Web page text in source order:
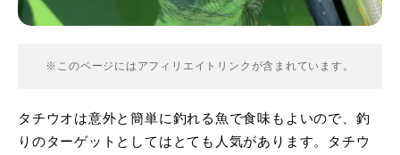
※このページにはアフィリエイトリンクが含まれています。
タチウオは意外と簡単に釣れる魚で食味もよいので、釣
りのターゲットとしてはとても人気があります。タチウ